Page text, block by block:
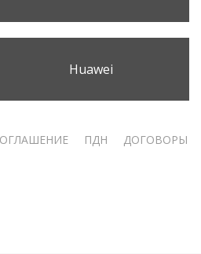
Huawei
ПДН
ДОГОВОРЫ